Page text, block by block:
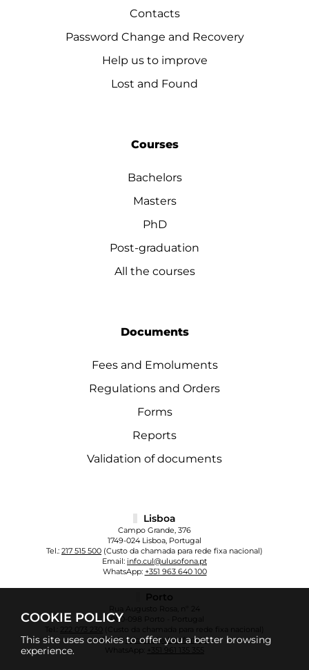
COOKIE POLICY
This site uses cookies to offer you a better browsing
experience.
Contacts
Password Change and Recovery
Help us to improve
Lost and Found
Courses
Bachelors
Masters
PhD
Post-graduation
All the courses
Documents
Fees and Emoluments
Regulations and Orders
Forms
Reports
Validation of documents
Lisboa
Campo Grande, 376
1749-024 Lisboa, Portugal
Tel.: 217 515 500 (Custo da chamada para rede fixa nacional)
Email: info.cul@ulusofona.pt
WhatsApp: +351 963 640 100
Porto
Rua Augusto Rosa, nº 24
4000-098 Porto - Portugal
222 073 230
(Custo da chamada para rede fixa nacional)
Email: info.cup@ulusofona.pt
WhatsApp:
+351 961 135 355